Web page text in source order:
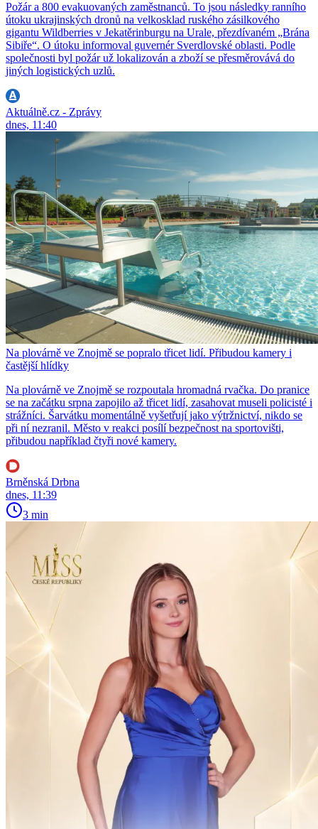
Požár a 800 evakuovaných zaměstnanců. To jsou následky ranního
útoku ukrajinských dronů na velkosklad ruského zásilkového
gigantu Wildberries v Jekatěrinburgu na Urale, přezdívaném „Brána
Sibiře“. O útoku informoval guvernér Sverdlovské oblasti. Podle
společnosti byl požár už lokalizován a zboží se přesměrovává do
jiných logistických uzlů.
Aktuálně.cz - Zprávy
dnes, 11:40
Na plovárně ve Znojmě se popralo třicet lidí. Přibudou kamery i
častější hlídky
Na plovárně ve Znojmě se rozpoutala hromadná rvačka. Do pranice
se na začátku srpna zapojilo až třicet lidí, zasahovat museli policisté i
strážníci. Šarvátku momentálně vyšetřují jako výtržnictví, nikdo se
při ní nezranil. Město v reakci posílí bezpečnost na sportovišti,
přibudou například čtyři nové kamery.
Brněnská Drbna
dnes, 11:39
3 min